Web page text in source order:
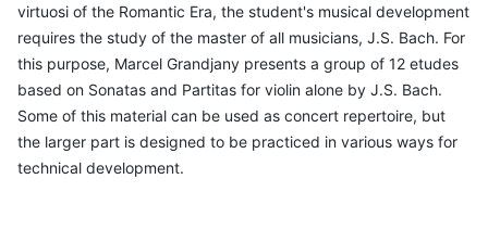
virtuosi of the Romantic Era, the student's musical development
requires the study of the master of all musicians, J.S. Bach. For
this purpose, Marcel Grandjany presents a group of 12 etudes
based on Sonatas and Partitas for violin alone by J.S. Bach.
Some of this material can be used as concert repertoire, but
the larger part is designed to be practiced in various ways for
technical development.